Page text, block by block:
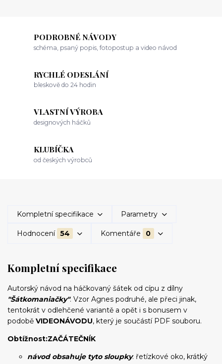
PODROBNÉ NÁVODY
schéma, psaný popis, fotopostup a video návod
RYCHLÉ ODESLÁNÍ
bleskově do 24 hodin
VLASTNÍ VÝROBA
designových háčků
KLUBÍČKA
od českých výrobců
Kompletní specifikace Parametry
Hodnocení 54 Komentáře 0
Kompletní specifikace
Autorský návod na háčkovaný šátek od cípu z dílny
"Šátkomaniačky". Vzor Agnes podruhé, ale přeci jinak,
tentokrát v odlehčené variantě a opět i s bonusem v
podobě VIDEONÁVODU, který je součástí PDF souboru.
Obtížnost:ZAČÁTEČNÍK
návod obsahuje tyto sloupky: řetízkové oko, krátký